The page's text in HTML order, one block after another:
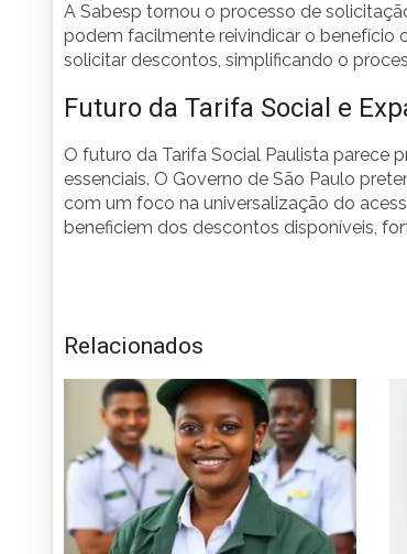
A Sabesp tornou o processo de
podem facilmente reivindicar o benefício
solicitar descontos, simplificando o
Futuro da Tarifa Social e
O futuro da Tarifa Social Paulista parece
essenciais. O Governo de São Paulo
com um foco na universalização do
beneficiem dos descontos disponíveis,
Relacionados